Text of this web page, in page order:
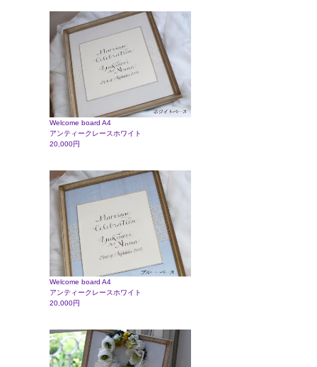
Welcome board A4
アンティークレースホワイト
20,000円
Welcome board A4
アンティークレースホワイト
20,000円